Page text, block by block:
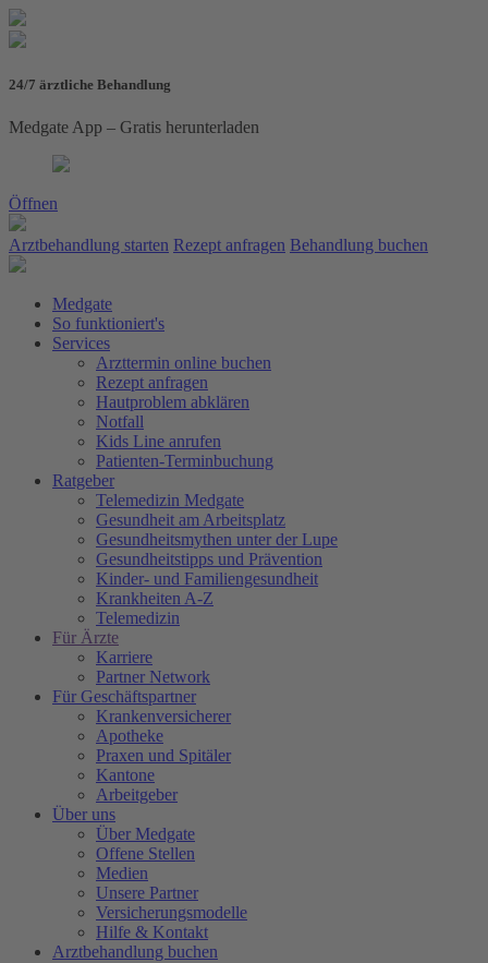
24/7 ärztliche Behandlung
Medgate App – Gratis herunterladen
Öffnen
Arztbehandlung starten Rezept anfragen Behandlung buchen
Medgate
So funktioniert's
Services
Arzttermin online buchen
Rezept anfragen
Hautproblem abklären
Notfall
Kids Line anrufen
Patienten-Terminbuchung
Ratgeber
Telemedizin Medgate
Gesundheit am Arbeitsplatz
Gesundheitsmythen unter der Lupe
Gesundheitstipps und Prävention
Kinder- und Familiengesundheit
Krankheiten A-Z
Telemedizin
Für Ärzte
Karriere
Partner Network
Für Geschäftspartner
Krankenversicherer
Apotheke
Praxen und Spitäler
Kantone
Arbeitgeber
Über uns
Über Medgate
Offene Stellen
Medien
Unsere Partner
Versicherungsmodelle
Hilfe & Kontakt
Arztbehandlung buchen